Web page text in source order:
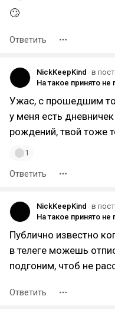
🙄
Ответить
NickKeepKind
в
Ужас, с прошедшим
у меня есть
рождений, твой тоже
1
Ответить
NickKeepKind
в
Публично известно
в телеге можешь
подгоним, чтоб не
Ответить